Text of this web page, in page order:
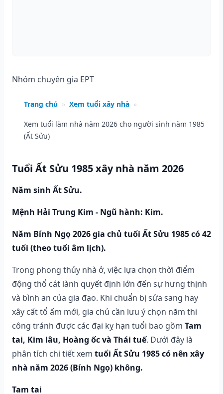
Nhóm chuyên gia EPT
Trang chủ » Xem tuổi xây nhà »
Xem tuổi làm nhà năm 2026 cho người sinh năm 1985
(Ất Sửu)
Tuổi Ất Sửu 1985 xây nhà năm 2026
Năm sinh Ất Sửu.
Mệnh Hải Trung Kim - Ngũ hành: Kim.
Năm Bính Ngọ 2026 gia chủ tuổi Ất Sửu 1985 có 42
tuổi (theo tuổi âm lịch).
Trong phong thủy nhà ở, việc lựa chọn thời điểm
động thổ cát lành quyết định lớn đến sự hưng thịnh
và bình an của gia đạo. Khi chuẩn bị sửa sang hay
xây cất tổ ấm mới, gia chủ cần lưu ý chọn năm thi
công tránh được các đại kỵ hạn tuổi bao gồm Tam
tai, Kim lâu, Hoàng ốc và Thái tuế. Dưới đây là
phân tích chi tiết xem tuổi Ất Sửu 1985 có nên xây
nhà năm 2026 (Bính Ngọ) không.
Tam tai